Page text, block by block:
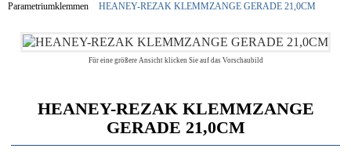
Parametriumklemmen
HEANEY-REZAK KLEMMZANGE GERADE 21,0CM
Für eine größere Ansicht klicken Sie auf das Vorschaubild
HEANEY-REZAK KLEMMZANGE
GERADE 21,0CM